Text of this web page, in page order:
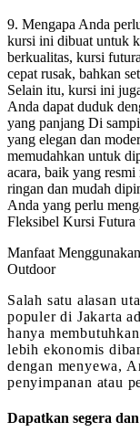
9. Mengapa Anda
kursi ini dibuat untuk
berkualitas, kursi
cepat rusak, bahkan
Selain itu, kursi ini
Anda dapat duduk
yang panjang Di
yang elegan dan
memudahkan untuk
acara, baik yang
ringan dan mudah
Anda yang perlu
Fleksibel Kursi Futura
Manfaat
Outdoor
Salah satu alasan
populer di Jakarta
hanya
lebih ekonomis
dengan menyewa,
penyimpanan atau
Dapatkan segera